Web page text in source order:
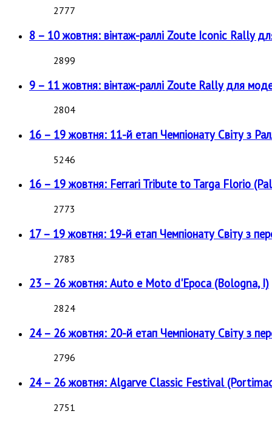
2777
8 – 10 жовтня: вінтаж-раллі Zoute Iconic Rally
2899
9 – 11 жовтня: вінтаж-раллі Zoute Rally для
2804
16 – 19 жовтня: 11-й етап Чемпіонату Світу з
5246
16 – 19 жовтня: Ferrari Tribute to Targa Florio
2773
17 – 19 жовтня: 19-й етап Чемпіонату Світу з
2783
23 – 26 жовтня: Auto e Moto d'Epoca (Bologna, I)
2824
24 – 26 жовтня: 20-й етап Чемпіонату Світу з
2796
24 – 26 жовтня: Algarve Classic Festival
2751